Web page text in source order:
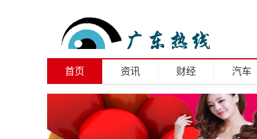
首页 资讯 财经 汽车